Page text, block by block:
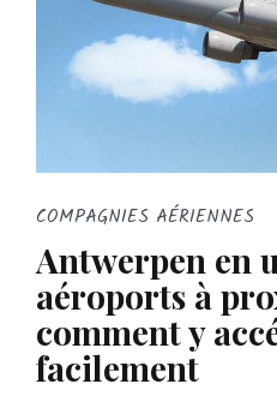
COMPAGNIES AÉRIENNES
Antwerpen en
aéroports à
comment y
facilement